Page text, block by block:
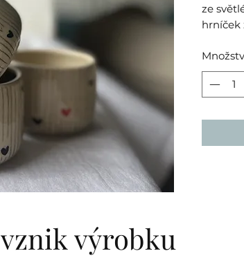
ze
hrníček
Každý
vznik výrobku